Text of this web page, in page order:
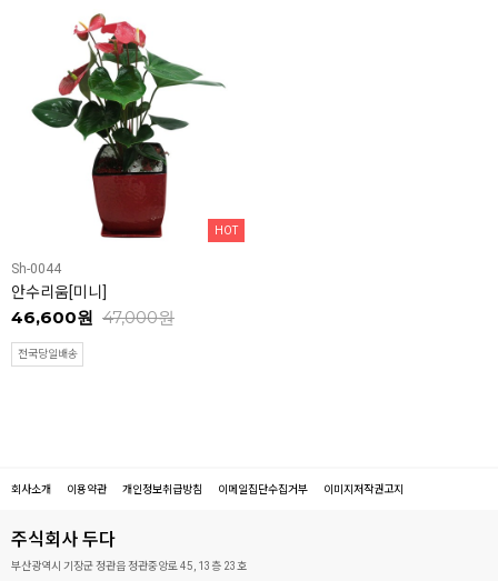
HOT
Sh-0044
안수리움[미니]
46,600원 47,000원
전국당일배송
회사소개 이용약관 개인정보취급방침 이메일집단수집거부 이미지저작권고지
주식회사 두다
부산광역시 기장군 정관읍 정관중앙로 45, 13층 23호